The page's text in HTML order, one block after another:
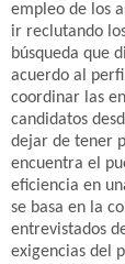
empleo de los
ir reclutando
búsqueda que
acuerdo al
coordinar las
candidatos
dejar de tener
encuentra el
eficiencia en
se basa en la
entrevistados
exigencias del